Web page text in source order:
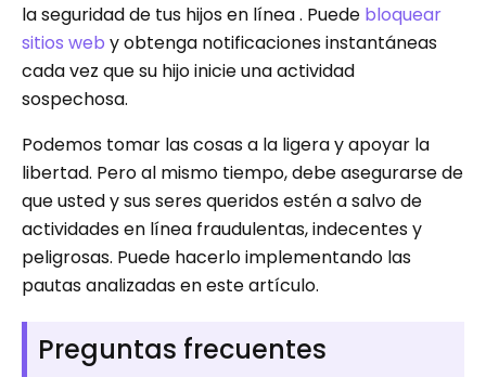
la seguridad de tus hijos en línea . Puede bloquear
sitios web y obtenga notificaciones instantáneas
cada vez que su hijo inicie una actividad
sospechosa.
Podemos tomar las cosas a la ligera y apoyar la
libertad. Pero al mismo tiempo, debe asegurarse de
que usted y sus seres queridos estén a salvo de
actividades en línea fraudulentas, indecentes y
peligrosas. Puede hacerlo implementando las
pautas analizadas en este artículo.
Preguntas frecuentes